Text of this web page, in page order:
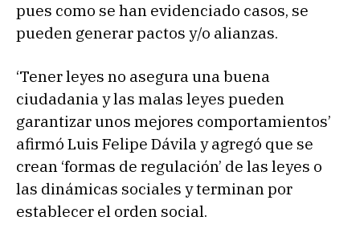
pues como se han evidenciado casos, se
pueden generar pactos y/o alianzas.
‘Tener leyes no asegura una buena
ciudadania y las malas leyes pueden
garantizar unos mejores comportamientos’
afirmó Luis Felipe Dávila y agregó que se
crean ‘formas de regulación’ de las leyes o
las dinámicas sociales y terminan por
establecer el orden social.